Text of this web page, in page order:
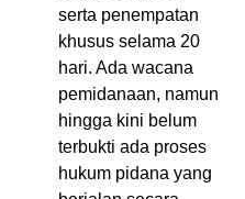
serta penempatan
khusus selama 20
hari. Ada wacana
pemidanaan, namun
hingga kini belum
terbukti ada proses
hukum pidana yang